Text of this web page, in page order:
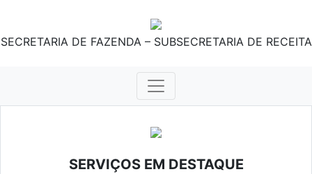
SECRETARIA DE FAZENDA – SUBSECRETARIA DE RECEITA
SERVIÇOS EM DESTAQUE